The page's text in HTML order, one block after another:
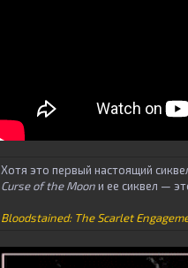
Хотя это первый настоящий
Curse of the Moonи ее сиквел —
Bloodstained: The Scarlet